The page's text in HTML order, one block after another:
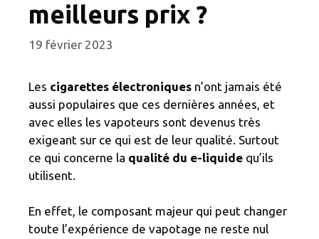
meilleurs prix ?
19 février 2023
Les cigarettes électroniques n’ont jamais été
aussi populaires que ces dernières années, et
avec elles les vapoteurs sont devenus très
exigeant sur ce qui est de leur qualité. Surtout
ce qui concerne la qualité du e-liquide qu’ils
utilisent.
En effet, le composant majeur qui peut changer
toute l’expérience de vapotage ne reste nul